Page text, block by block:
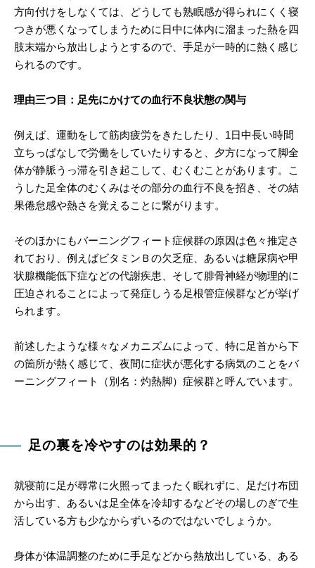
方向付けをしなくては、どうしても熟眠感が得られにくく寝
つきが悪くなってしまうために日中に体内に溜まった熱を四
肢末端から放出しようとするので、手足が一時的に熱く感じ
られるのです。
理由三つ目：足先にかけての血行不良状態の関与
例えば、運動をして筋肉疲労をきたしたり、1日中長い時間
立ちっぱなしで労働をしていたりすると、夕方になって脚全
体が静脈うっ滞を引き起こして、むくむことがあります。こ
うした足全体のむくみはその部分の血行不良を招き、その結
果倦怠感や熱さを覚えることに繋がります。
そのほかにもバーニングフィート症候群の原因は色々推定さ
れており、例えばビタミンＢの欠乏症、あるいは糖尿病や甲
状腺機能低下症などの代謝疾患、そして腓骨神経が物理的に
圧迫されることによって発症しうる足根管症候群などが挙げ
られます。
前述したような様々なメカニズムによって、特に足首から下
の箇所が熱く感じて、夜間に症状が悪化する病気のことをバ
ーニングフィート（別名：灼熱脚）症候群と呼んでいます。
足の裏を冷やすのは効果的？
就寝前に足が尋常に火照ってまったく眠れずに、足だけ布団
から出す、あるいは足全体を冷却するなどその場しのぎで生
活している方も少なからずいるのではないでしょうか。
身体が体温調整のために手足などから熱放出している、ある